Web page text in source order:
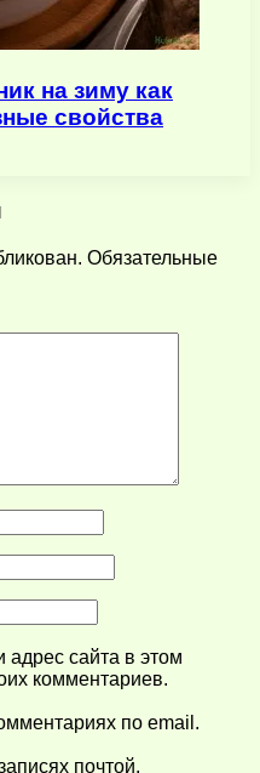
на зиму как
свойства
Обязательные
сайта в этом
комментариев.
по email.
почтой.